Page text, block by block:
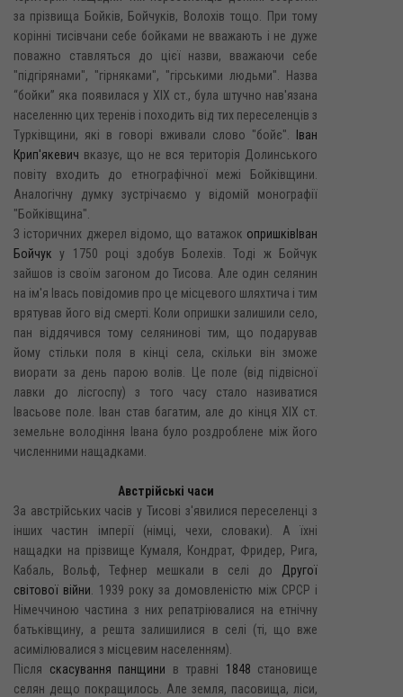
за прізвища Бойків, Бойчуків, Волохів тощо. При тому
корінні тисівчани себе бойками не вважають і не дуже
поважно ставляться до цієї назви, вважаючи себе
"підгірянами", "гірняками", "гірськими людьми". Назва
“бойки” яка появилася у XIX ст., була штучно нав'язана
населенню цих теренів і походить від тих переселенців з
Турківщини, які в говорі вживали слово "бойє".
Іван
Крип'якевич вказує, що не вся територія Долинського
повіту входить до етнографічної межі Бойківщини.
Аналогічну думку зустрічаємо у відомій монографії
"Бойківщина".
З історичних джерел відомо, що ватажок опришків Іван
Бойчук у 1750 році здобув Болехів. Тоді ж Бойчук
зайшов із своїм загоном до Тисова. Але один селянин
на ім'я Івась повідомив про це місцевого шляхтича і тим
врятував його від смерті. Коли опришки залишили село,
пан віддячився тому селянинові тим, що подарував
йому стільки поля в кінці села, скільки він зможе
виорати за день парою волів. Це поле (від підвісної
лавки до лісгоспу) з того часу стало називатися
Івасьове поле. Іван став багатим, але до кінця XIX ст.
земельне володіння Івана було роздроблене між його
численними нащадками.
Австрійські часи
За австрійських часів у Тисові з'явилися переселенці з
інших частин імперії (німці, чехи, словаки). А їхні
нащадки на прізвище Кумаля, Кондрат, Фридер, Рига,
Кабаль, Вольф, Тефнер мешкали в селі до Другої
світової війни . 1939 року за домовленістю між СРСР і
Німеччиною частина з них репатріювалися на етнічну
батьківщину, а решта залишилися в селі (ті, що вже
асимілювалися з місцевим населенням).
Після скасування панщини в травні 1848 становище
селян дещо покращилось. Але земля, пасовища, ліси,